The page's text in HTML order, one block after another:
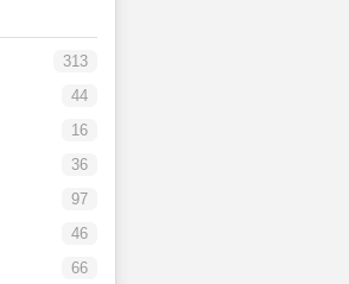
313
44
16
36
97
46
66